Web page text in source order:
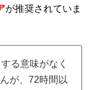
が推奨されていま
る意味がなく
が、72時間以